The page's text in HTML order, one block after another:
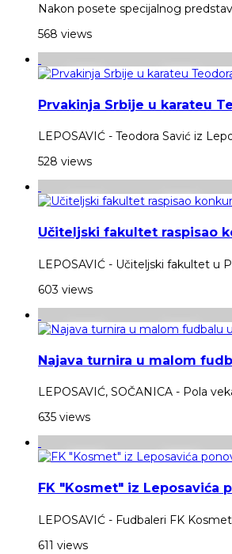
Nakon posete specijalnog
568 views
Prvakinja Srbije u karateu
LEPOSAVIĆ - Teodora Savić iz
528 views
Učiteljski fakultet raspisao
LEPOSAVIĆ - Učiteljski fakultet u
603 views
Najava turnira u malom
LEPOSAVIĆ, SOČANICA - Pola
635 views
FK "Kosmet" iz Leposavića
LEPOSAVIĆ - Fudbaleri FK
611 views